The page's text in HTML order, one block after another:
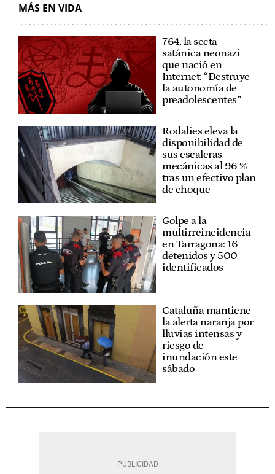
MÁS EN VIDA
764, la secta
satánica neonazi
que nació en
Internet: “Destruye
la autonomía de
preadolescentes”
Rodalies eleva la
disponibilidad de
sus escaleras
mecánicas al 96 %
tras un efectivo plan
de choque
Golpe a la
multirreincidencia
en Tarragona: 16
detenidos y 500
identificados
Cataluña mantiene
la alerta naranja por
lluvias intensas y
riesgo de
inundación este
sábado